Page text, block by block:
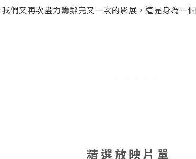
們又再次盡力籌辦完又一次的影展，這是身為一
精選放映片單